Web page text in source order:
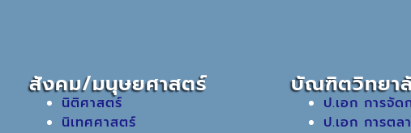
สังคม/มนุษยศาสตร์
นิติศาสตร์
นิเทศศาสตร์
บัณฑิตวิทยา
ป.เอก การจัด
ป.เอก การตล